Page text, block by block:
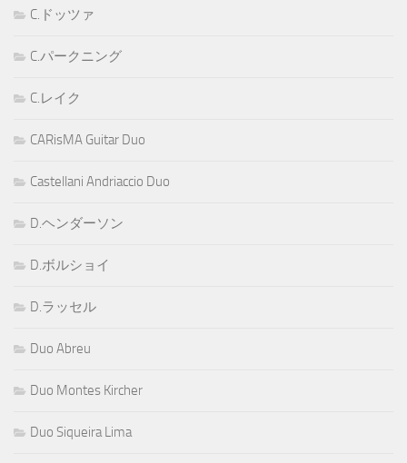
C.ドッツァ
C.パークニング
C.レイク
CARisMA Guitar Duo
Castellani Andriaccio Duo
D.ヘンダーソン
D.ボルショイ
D.ラッセル
Duo Abreu
Duo Montes Kircher
Duo Siqueira Lima